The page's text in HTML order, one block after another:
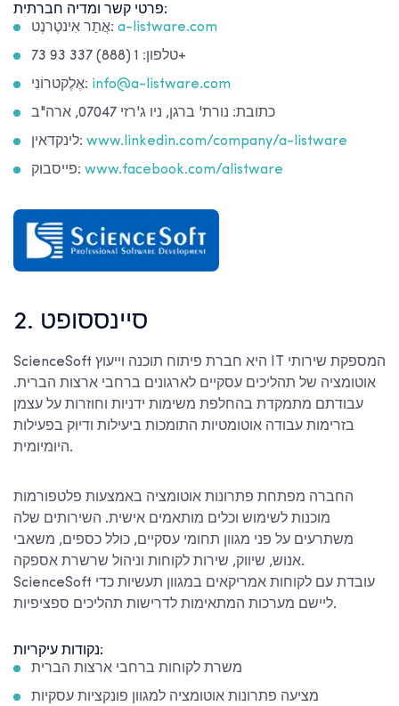
פרטי קשר ומדיה חברתית:
אֲתַר אִינטֶרנֶט: a-listware.com
טלפון: 1 (888) 337 93 73+
אֶלֶקטרוֹנִי: info@a-listware.com
כתובת: נורת' ברגן, ניו ג'רזי 07047, ארה"ב
לינקדאין: www.linkedin.com/company/a-listware
פייסבוק: www.facebook.com/alistware
2. סיינססופט
ScienceSoft היא חברת פיתוח תוכנה וייעוץ IT המספקת שירותי
אוטומציה של תהליכים עסקיים לארגונים ברחבי ארצות הברית.
עבודתם מתמקדת בהחלפת משימות ידניות וחוזרות על עצמן
בזרימות עבודה אוטומטיות התומכות ביעילות ודיוק בפעילות
היומיומית.
החברה מפתחת פתרונות אוטומציה באמצעות פלטפורמות
מוכנות לשימוש וכלים מותאמים אישית. השירותים שלה
משתרעים על פני מגוון תחומי עסקיים, כולל כספים, משאבי
אנוש, שיווק, שירות לקוחות וניהול שרשרת אספקה.
ScienceSoft עובדת עם לקוחות אמריקאים במגוון תעשיות כדי
ליישם מערכות המתאימות לדרישות תהליכים ספציפיות.
נקודות עיקריות:
משרת לקוחות ברחבי ארצות הברית
מציעה פתרונות אוטומציה למגוון פונקציות עסקיות